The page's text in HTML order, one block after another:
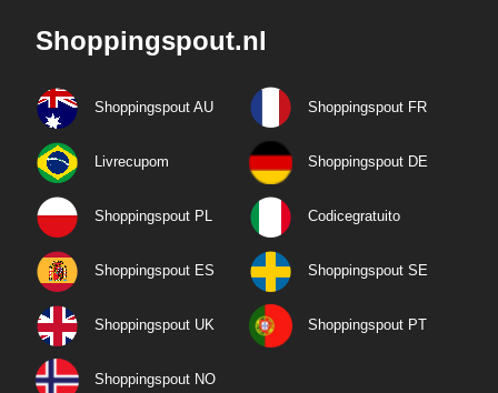
Shoppingspout.nl
Shoppingspout AU Shoppingspout FR
Livrecupom Shoppingspout DE
Shoppingspout PL Codicegratuito
Shoppingspout ES Shoppingspout SE
Shoppingspout UK Shoppingspout PT
Shoppingspout NO